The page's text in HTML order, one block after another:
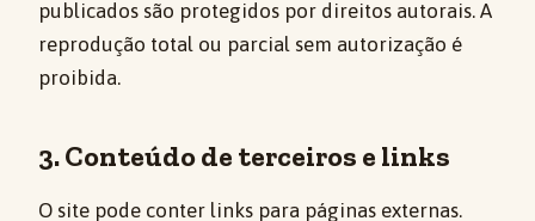
publicados são protegidos por direitos autorais. A
reprodução total ou parcial sem autorização é
proibida.
3. Conteúdo de terceiros e links
O site pode conter links para páginas externas.